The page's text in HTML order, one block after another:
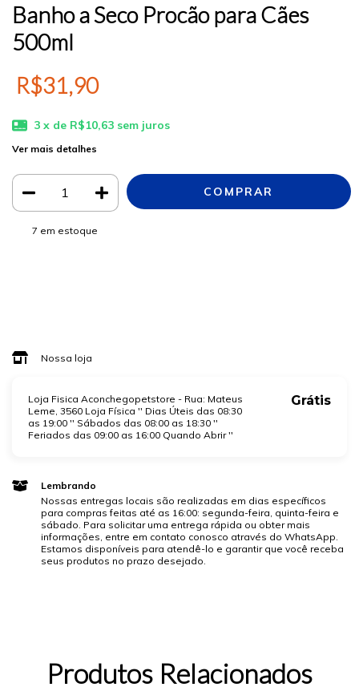
Banho a Seco Procão para Cães
500ml
R$31,90
3 x de R$10,63 sem juros
Ver mais detalhes
7 em estoque
Nossa loja
Loja Fisica Aconchegopetstore - Rua: Mateus
Leme, 3560 Loja Física '' Dias Úteis das 08:30
as 19:00 '' Sábados das 08:00 as 18:30 ''
Feriados das 09:00 as 16:00 Quando Abrir ''
Grátis
Lembrando
Nossas entregas locais são realizadas em dias específicos
para compras feitas até as 16:00: segunda-feira, quinta-feira e
sábado. Para solicitar uma entrega rápida ou obter mais
informações, entre em contato conosco através do WhatsApp.
Estamos disponíveis para atendê-lo e garantir que você receba
seus produtos no prazo desejado.
Produtos Relacionados